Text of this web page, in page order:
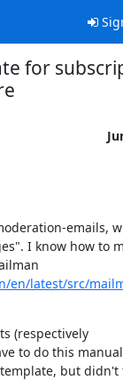
for
emails,
I know how to
en/latest/src/
(respectively
to do this
but didn't